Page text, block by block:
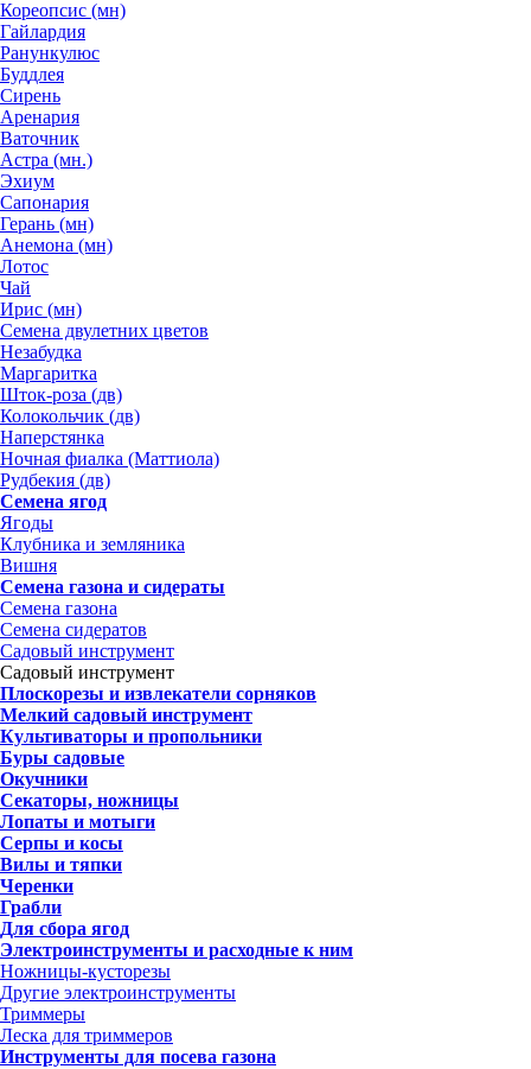
Кореопсис (мн)
Гайлардия
Ранункулюс
Буддлея
Сирень
Аренария
Ваточник
Астра (мн.)
Эхиум
Сапонария
Герань (мн)
Анемона (мн)
Лотос
Чай
Ирис (мн)
Семена двулетних цветов
Незабудка
Маргаритка
Шток-роза (дв)
Колокольчик (дв)
Наперстянка
Ночная фиалка (Маттиола)
Рудбекия (дв)
Семена ягод
Ягоды
Клубника и земляника
Вишня
Семена газона и сидераты
Семена газона
Семена сидератов
Садовый инструмент
Садовый инструмент
Плоскорезы и извлекатели сорняков
Мелкий садовый инструмент
Культиваторы и пропольники
Буры садовые
Окучники
Секаторы, ножницы
Лопаты и мотыги
Серпы и косы
Вилы и тяпки
Черенки
Грабли
Для сбора ягод
Электроинструменты и расходные к ним
Ножницы-кусторезы
Другие электроинструменты
Триммеры
Леска для триммеров
Инструменты для посева газона